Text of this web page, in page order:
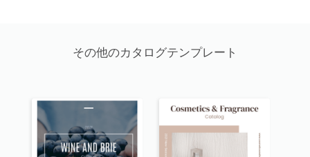
その他のカタログテンプレート